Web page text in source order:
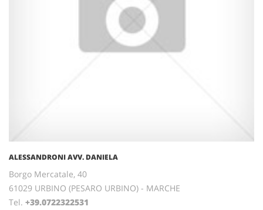
ALESSANDRONI AVV. DANIELA
Borgo Mercatale, 40
61029 URBINO (PESARO URBINO) - MARCHE
Tel. +39.0722322531